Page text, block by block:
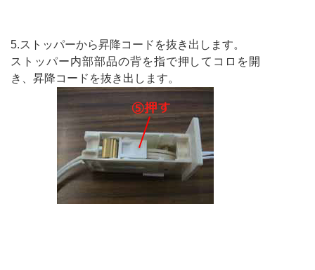
5.ストッパーから昇降コードを抜き出します。
ストッパー内部部品の背を指で押してコロを開
き、昇降コードを抜き出します。